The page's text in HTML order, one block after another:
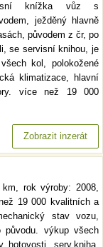
knížka vůz s
ježděný hlavně
původem z čr, po
se servisní knihou, je
kol, polokožené
klimatizace, hlavní
více než 19 000
Zobrazit inzerát
rok výroby: 2008,
19 000 kvalitních a
stav vozu,
původu. výkup všech
serv.kniha,